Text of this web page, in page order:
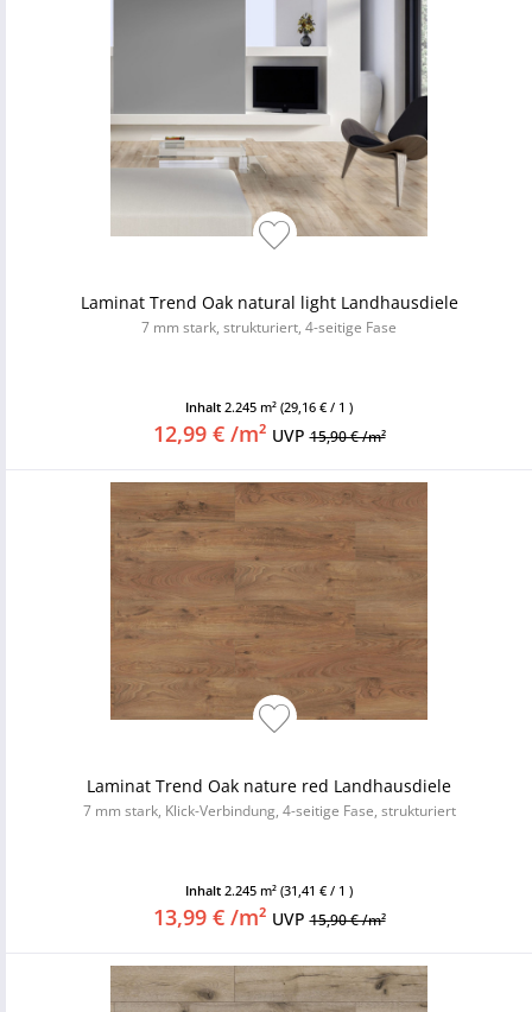
Laminat Trend Oak natural light Landhausdiele
7 mm stark, strukturiert, 4-seitige Fase
Inhalt 2.245 m² (29,16 € / 1 )
12,99 € /m² UVP15,90 € /m²
Laminat Trend Oak nature red Landhausdiele
7 mm stark, Klick-Verbindung, 4-seitige Fase, strukturiert
Inhalt 2.245 m² (31,41 € / 1 )
13,99 € /m² UVP15,90 € /m²